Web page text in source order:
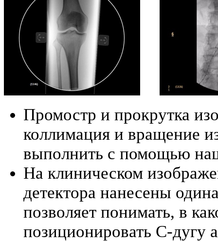
Промостр и прокрутка
коллимация и вращение
выполнить с помощью
На клиническом
детектора нанесены
позволяет понимать, в
позиционировать C-дугу